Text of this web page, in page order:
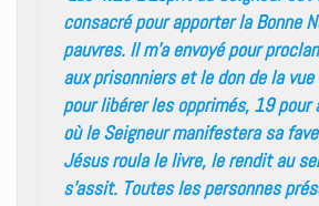
consacré pour apporter la Bonne
pauvres. Il m’a envoyé pour
aux prisonniers et le don de la vue
pour libérer les opprimés, 19 pour
où le Seigneur manifestera sa
Jésus roula le livre, le rendit au
s’assit. Toutes les personnes